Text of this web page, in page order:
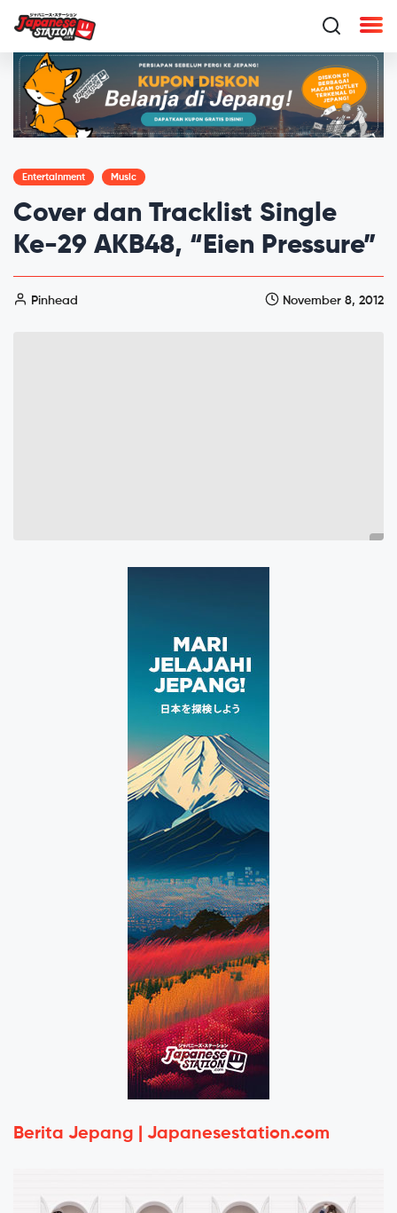
Entertainment Music
Cover dan Tracklist Single
Ke-29 AKB48, “Eien Pressure”
Pinhead November 8, 2012
Berita Jepang | Japanesestation.com